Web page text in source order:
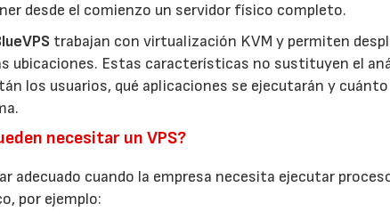
desde el comienzo un servidor físico completo.
trabajan con virtualización KVM y permiten
ubicaciones. Estas características no sustituyen el
los usuarios, qué aplicaciones se ejecutarán y
necesitar un VPS?
adecuado cuando la empresa necesita ejecutar
por ejemplo: